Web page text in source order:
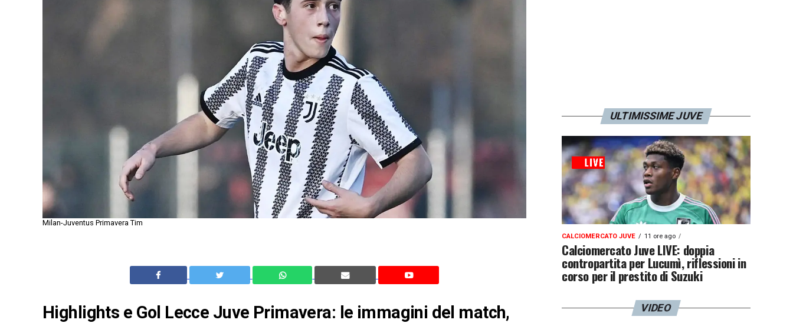
Milan-Juventus Primavera Tim
Highlights e Gol Lecce Juve Primavera: le immagini del match,
ULTIMISSIME JUVE
CALCIOMERCATO JUVE 11 ore ago
Calciomercato Juve LIVE: doppia
contropartita per Lucumì, riflessioni in
corso per il prestito di Suzuki
VIDEO